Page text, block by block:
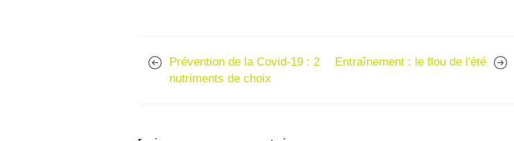
Prévention de la Covid-19 : 2
nutriments de choix
Entraînement : le flou de l'été